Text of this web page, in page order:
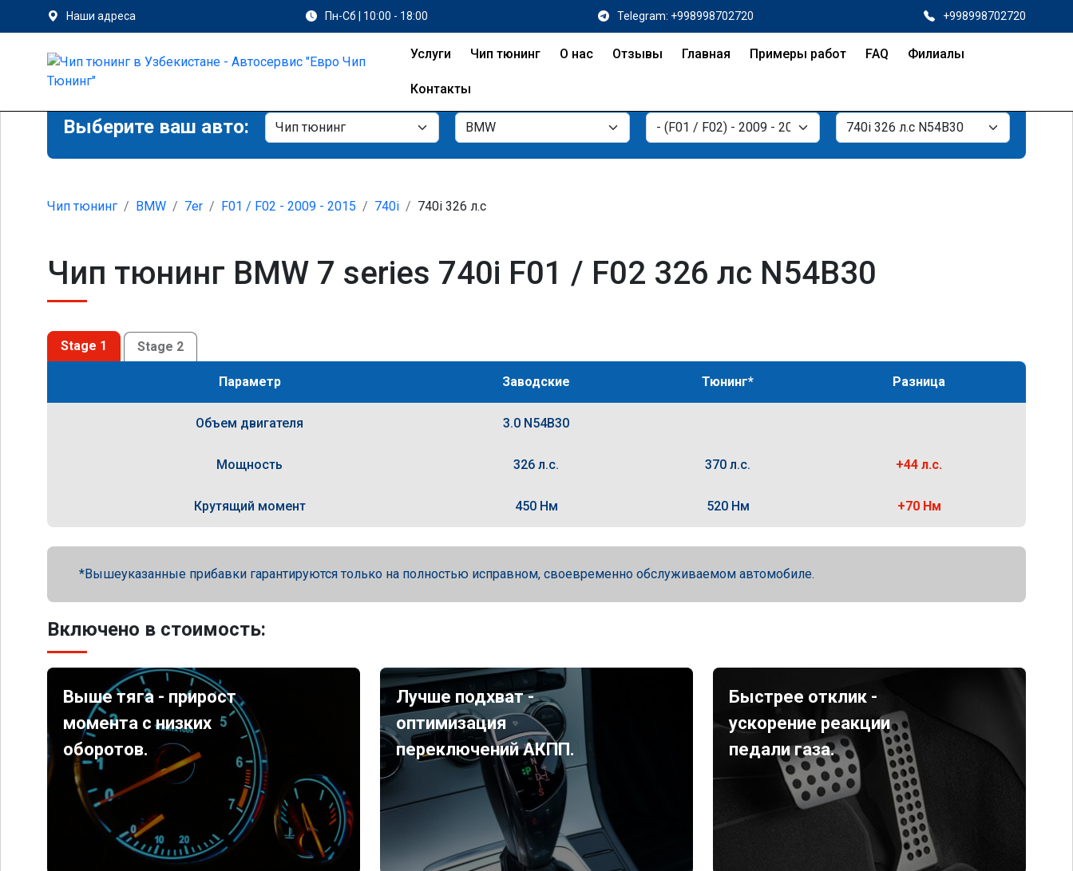
Наши адреса Пн-Сб | 10:00 - 18:00 Telegram: +998998702720 +998998702720
Услуги Чип тюнинг О нас Отзывы Главная Примеры работ FAQ Филиалы
Контакты
Выберите ваш авто:
Чип тюнинг BMW 7er F01 / F02 - 2009 - 2015 740i 740i 326 л.с
Чип тюнинг BMW 7 series 740i F01 / F02 326 лс N54B30
Stage 1 Stage 2
Параметр Заводские Тюнинг* Разница
Объем двигателя 3.0 N54B30
Мощность 326 л.с. 370 л.с. +44 л.с.
Крутящий момент 450 Нм 520 Нм +70 Нм
Вышеуказанные прибавки гарантируются только на полностью исправном, своевременно обслуживаемом автомобиле.
Включено в стоимость:
Выше тяга - прирост
момента с низких
оборотов.
Лучше подхват -
оптимизация
переключений АКПП.
Быстрее отклик -
ускорение реакции
педали газа.